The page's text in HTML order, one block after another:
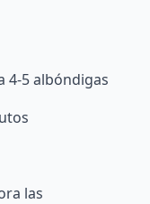
4-5 albóndigas
las